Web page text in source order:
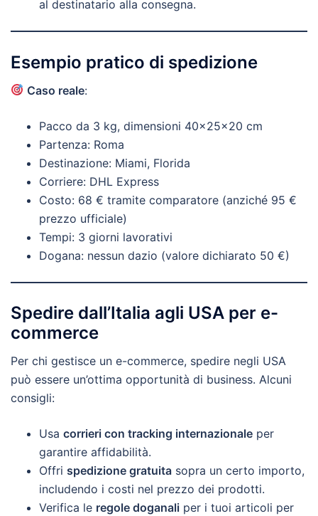
al destinatario alla consegna.
Esempio pratico di spedizione
Caso reale:
Pacco da 3 kg, dimensioni 40x25x20 cm
Partenza: Roma
Destinazione: Miami, Florida
Corriere: DHL Express
Costo: 68 € tramite comparatore (anziché 95 €
prezzo ufficiale)
Tempi: 3 giorni lavorativi
Dogana: nessun dazio (valore dichiarato 50 €)
Spedire dall’Italia agli USA per e-
commerce
Per chi gestisce un e-commerce, spedire negli USA
può essere un’ottima opportunità di business. Alcuni
consigli:
Usa corrieri con tracking internazionale per
garantire affidabilità.
Offri spedizione gratuita sopra un certo importo,
includendo i costi nel prezzo dei prodotti.
Verifica le regole doganali per i tuoi articoli per